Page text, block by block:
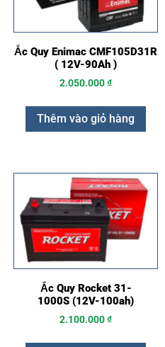
Ắc Quy Enimac CMF105D31R
( 12V-90Ah )
2.050.000₫
Thêm vào giỏ hàng
Ắc Quy Rocket 31-
1000S (12V-100ah)
2.100.000₫